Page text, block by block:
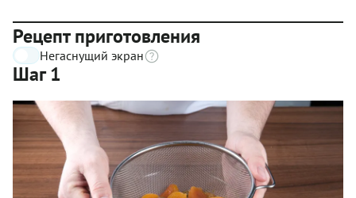
Рецепт приготовления
Негаснущий экран
Шаг 1